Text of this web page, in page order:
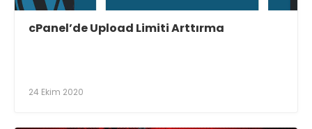
cPanel’de Upload Limiti Arttırma
24 Ekim 2020